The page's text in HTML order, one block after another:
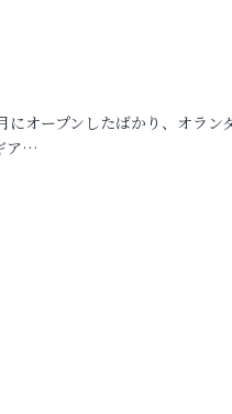
オープンしたばかり、オラン
ア…